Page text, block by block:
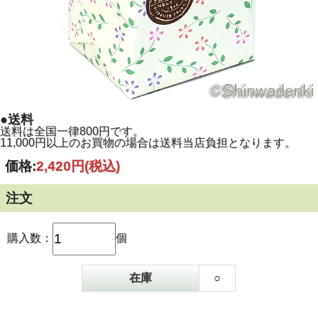
和風だけでなく洋風のインテリアにもマッチします。
リビングルームやキッチン、子ども部屋など、様々な場所に
飾ることができます。
涼しげな音色が季節感を演出し暑さを和らげます。
インテリアとしても贈り物としても最適です。
発売元：南部アイアンクラフト
●送料
送料は全国一律800円です。
11,000円以上のお買物の場合は送料当店負担となります。
価格:2,420円(税込)
注文
購入数： 個
在庫 ○